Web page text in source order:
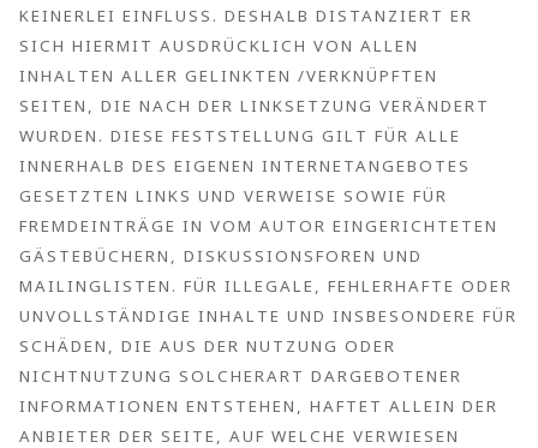
INERLEI EINFLUSS. DESHALB DISTANZIERT ER SI
CH HIERMIT AUSDRÜCKLICH VON ALLEN IN
HALTEN ALLER GELINKTEN /VERKNÜPFTEN SE
ITEN, DIE NACH DER LINKSETZUNG VERÄNDERT WU
RDEN. DIESE FESTSTELLUNG GILT FÜR ALLE IN
NERHALB DES EIGENEN INTERNETANGEBOTES GE
SETZTEN LINKS UND VERWEISE SOWIE FÜR FR
EMDEINTRÄGE IN VOM AUTOR EINGERICHTETEN GÄ
STEBÜCHERN, DISKUSSIONSFOREN UND MA
ILINGLISTEN. FÜR ILLEGALE, FEHLERHAFTE ODER UN
VOLLSTÄNDIGE INHALTE UND INSBESONDERE FÜR SC
HÄDEN, DIE AUS DER NUTZUNG ODER NI
CHTNUTZUNG SOLCHERART DARGEBOTENER IN
FORMATIONEN ENTSTEHEN, HAFTET ALLEIN DER AN
BIETER DER SEITE, AUF WELCHE VERWIESEN WU